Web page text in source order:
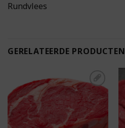
Rundvlees
GERELATEERDE PRODUCTEN
Toevoegen aan
boodschappenlijst